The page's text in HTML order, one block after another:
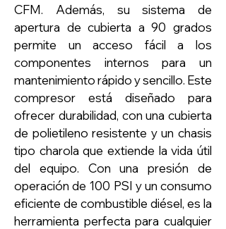
CFM. Además, su sistema de
apertura de cubierta a 90 grados
permite un acceso fácil a los
componentes internos para un
mantenimiento rápido y sencillo. Este
compresor está diseñado para
ofrecer durabilidad, con una cubierta
de polietileno resistente y un chasis
tipo charola que extiende la vida útil
del equipo. Con una presión de
operación de 100 PSI y un consumo
eficiente de combustible diésel, es la
herramienta perfecta para cualquier